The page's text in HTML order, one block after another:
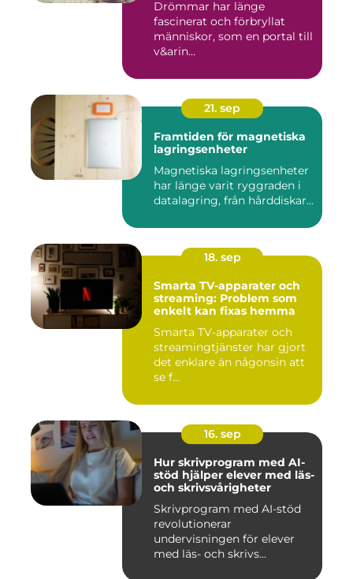
Drömmar har länge
fascinerat och förbryllat
människor, som en portal till
v&arin...
21. sep
Framtiden för magnetiska
lagringsenheter
Magnetiska lagringsenheter
har länge varit ryggraden i
datalagring, från hårddiskar...
18. sep
Smarta TV-apparater och
streaming: Problem som
enkelt kan fixas hemma
Smarta TV-apparater och
streamingtjänster har gjort
det enklare än någonsin att
se f...
16. sep
Hur skrivprogram med AI-
stöd hjälper elever med läs-
och skrivsvårigheter
Skrivprogram med AI-stöd
revolutionerar
undervisningen för elever
med läs- och skrivs...